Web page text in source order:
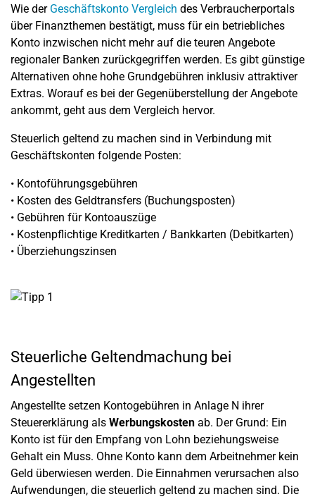
Wie der Geschäftskonto Vergleich des Verbraucherportals
über Finanzthemen bestätigt, muss für ein betriebliches
Konto inzwischen nicht mehr auf die teuren Angebote
regionaler Banken zurückgegriffen werden. Es gibt günstige
Alternativen ohne hohe Grundgebühren inklusiv attraktiver
Extras. Worauf es bei der Gegenüberstellung der Angebote
ankommt, geht aus dem Vergleich hervor.
Steuerlich geltend zu machen sind in Verbindung mit
Geschäftskonten folgende Posten:
• Kontoführungsgebühren
• Kosten des Geldtransfers (Buchungsposten)
• Gebühren für Kontoauszüge
• Kostenpflichtige Kreditkarten / Bankkarten (Debitkarten)
• Überziehungszinsen
Steuerliche Geltendmachung bei
Angestellten
Angestellte setzen Kontogebühren in Anlage N ihrer
Steuererklärung als Werbungskosten ab. Der Grund: Ein
Konto ist für den Empfang von Lohn beziehungsweise
Gehalt ein Muss. Ohne Konto kann dem Arbeitnehmer kein
Geld überwiesen werden. Die Einnahmen verursachen also
Aufwendungen, die steuerlich geltend zu machen sind. Die